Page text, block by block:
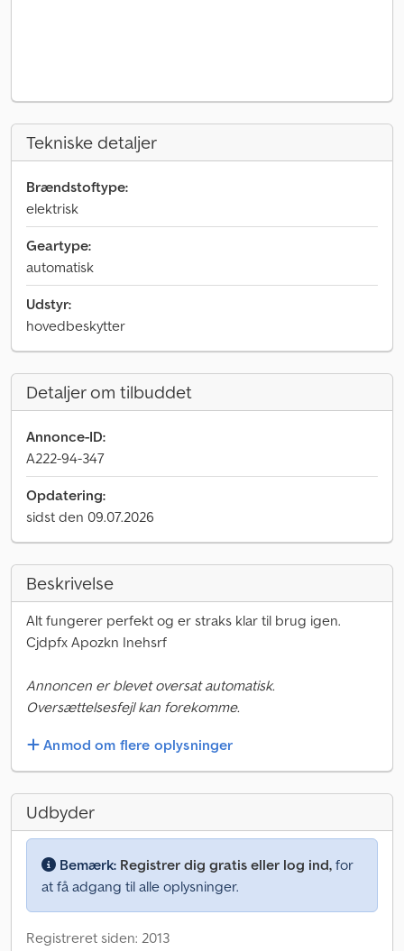
Tekniske detaljer
Brændstoftype:
elektrisk
Geartype:
automatisk
Udstyr:
hovedbeskytter
Detaljer om tilbuddet
Annonce-ID:
A222-94-347
Opdatering:
sidst den 09.07.2026
Beskrivelse
Alt fungerer perfekt og er straks klar til brug igen.
Cjdpfx Apozkn Inehsrf
Annoncen er blevet oversat automatisk.
Oversættelsesfejl kan forekomme.
Anmod om flere oplysninger
Udbyder
Bemærk: Registrer dig gratis eller log ind, for
at få adgang til alle oplysninger.
Registreret siden: 2013